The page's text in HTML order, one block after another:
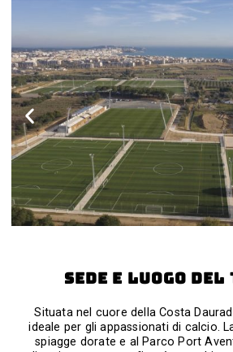
Sede e luogo
Situata nel cuore della Costa
ideale per gli appassionati di calcio.
spiagge dorate e al Parco Port